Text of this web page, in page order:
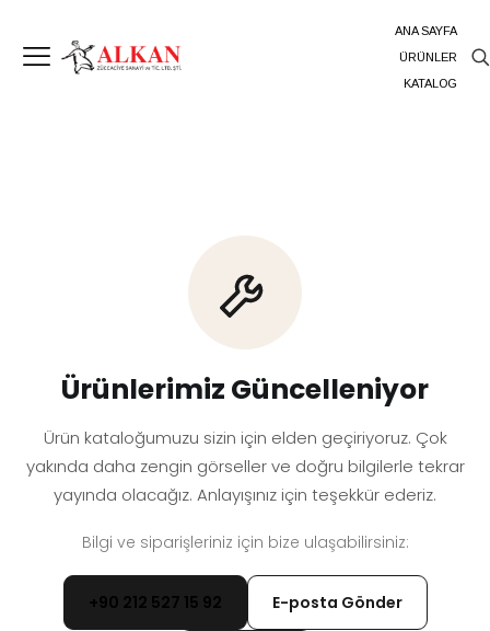
ANA SAYFA
ÜRÜNLER
KATALOG
Ürünlerimiz Güncelleniyor
Ürün kataloğumuzu sizin için elden geçiriyoruz. Çok
yakında daha zengin görseller ve doğru bilgilerle tekrar
yayında olacağız. Anlayışınız için teşekkür ederiz.
Bilgi ve siparişleriniz için bize ulaşabilirsiniz:
+90 212 527 15 92 E-posta Gönder